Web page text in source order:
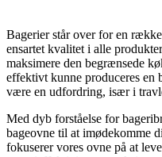
Bagerier står over for en
ensartet kvalitet i alle
maksimere den begrænsede
effektivt kunne produceres en
være en udfordring, især i
Med dyb forståelse for
bageovne til at imødekomme
fokuserer vores ovne på at